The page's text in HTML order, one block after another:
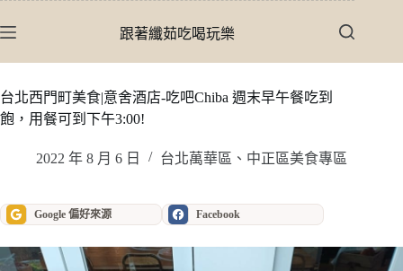
至
內
容
跟著纖茹吃喝玩樂
台北西門町美食|意舍酒店-吃吧Chiba 週末早午餐吃到
飽，用餐可到下午3:00!
2022 年 8 月 6 日 台北萬華區、中正區美食專區
Google 偏好來源 Facebook